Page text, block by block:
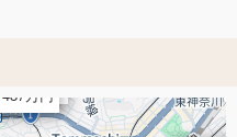
487万円